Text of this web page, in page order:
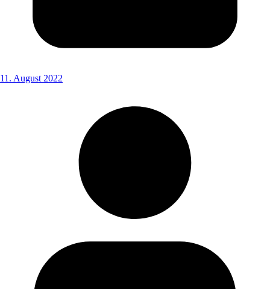
11. August 2022